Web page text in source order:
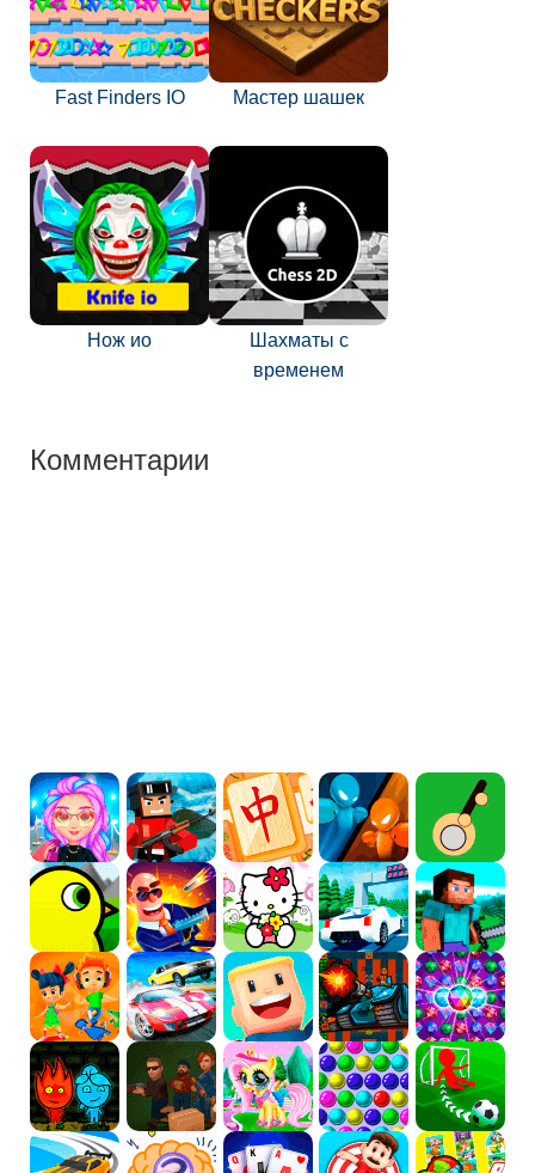
Fast Finders IO Мастер шашек
Нож ио
Шахматы с
временем
Комментарии